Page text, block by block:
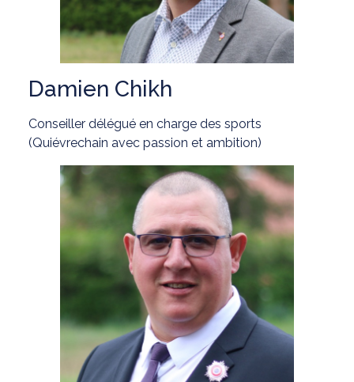
Damien Chikh
Conseiller délégué en charge des sports
(Quiévrechain avec passion et ambition)